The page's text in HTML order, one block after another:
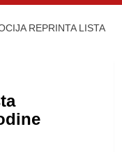
REPRINTA LISTA